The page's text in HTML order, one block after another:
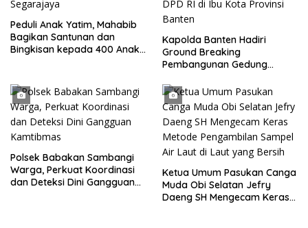
Peduli Anak Yatim, Mahabib
Bagikan Santunan dan
Bingkisan kepada 400 Anak
Kapolda Banten Hadiri
Ground Breaking
Pembangunan Gedung
Provinsi Banten
Polsek Babakan Sambangi
Warga, Perkuat Koordinasi
dan Deteksi Dini Gangguan
Ketua Umum Pasukan Canga
Muda Obi Selatan Jefry
Daeng SH Mengecam Keras